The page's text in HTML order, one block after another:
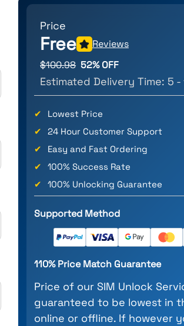
Price
Free
Reviews
$100.98 52% OFF
Estimated Delivery Time: 5 -
✔
Lowest Price
✔
24 Hour Customer Support
✔
Easy and Fast Ordering
✔
100% Success Rate
✔
100% Unlocking Guarantee
Supported Method
110% Price Match Guarantee
Price of our SIM Unlock
guaranteed to be lowest in
online or offline. If however